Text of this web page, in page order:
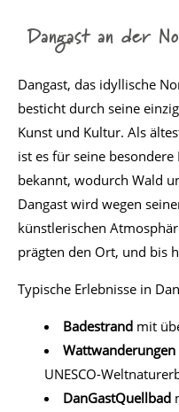
Dangast an der
Dangast, das idyllische
besticht durch seine
Kunst und Kultur. Als
ist es für seine
bekannt, wodurch Wald
Dangast wird wegen
künstlerischen
prägten den Ort, und bis
Typische Erlebnisse in
Badestrand mit
Wattwanderungen
UNESCO-
DanGastQuellbad